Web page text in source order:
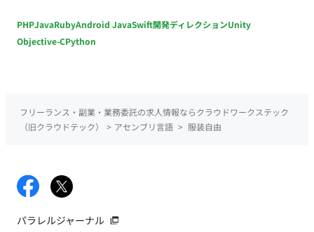
PHPJavaRubyAndroid JavaSwift開発ディレクションUnity
Objective-CPython
フリーランス・副業・業務委託の求人情報ならクラウドワークステック
（旧クラウドテック）
> アセンブリ言語 > 服装自由
パラレルジャーナル